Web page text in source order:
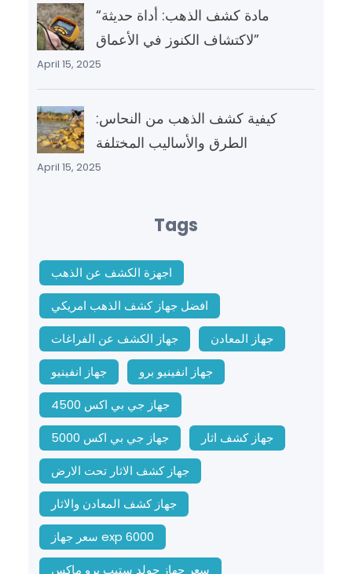
“مادة كشف الذهب: أداة حديثة
لاكتشاف الكنوز في الأعماق”
April 15, 2025
كيفية كشف الذهب من النحاس:
الطرق والأساليب المختلفة
April 15, 2025
Tags
اجهزة الكشف عن الذهب
افضل جهاز كشف الذهب امريكي
جهاز الكشف عن الفراغات
جهاز المعادن
جهاز انفينيو
جهاز انفينيو برو
جهاز جي بي اكس 4500
جهاز جي بي اكس 5000
جهاز كشف اثار
جهاز كشف الاثار تحت الارض
جهاز كشف المعادن والاثار
سعر جهاز exp 6000
سعر جهاز جولد ستيب برو ماكس